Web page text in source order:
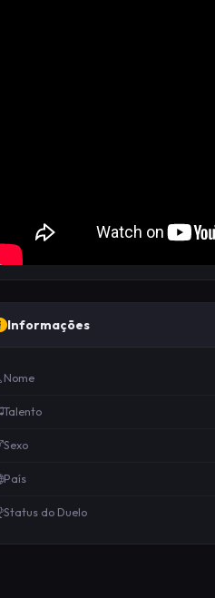
Informações
Nome
Talento
Sexo
País
Status do Duelo